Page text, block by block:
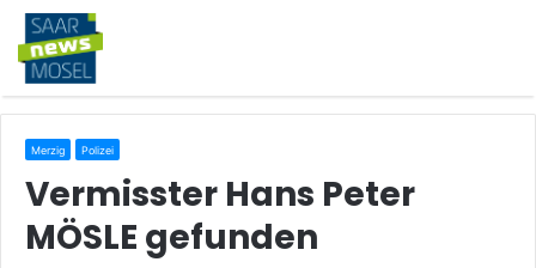
Merzig Polizei
Vermisster Hans Peter
MÖSLE gefunden